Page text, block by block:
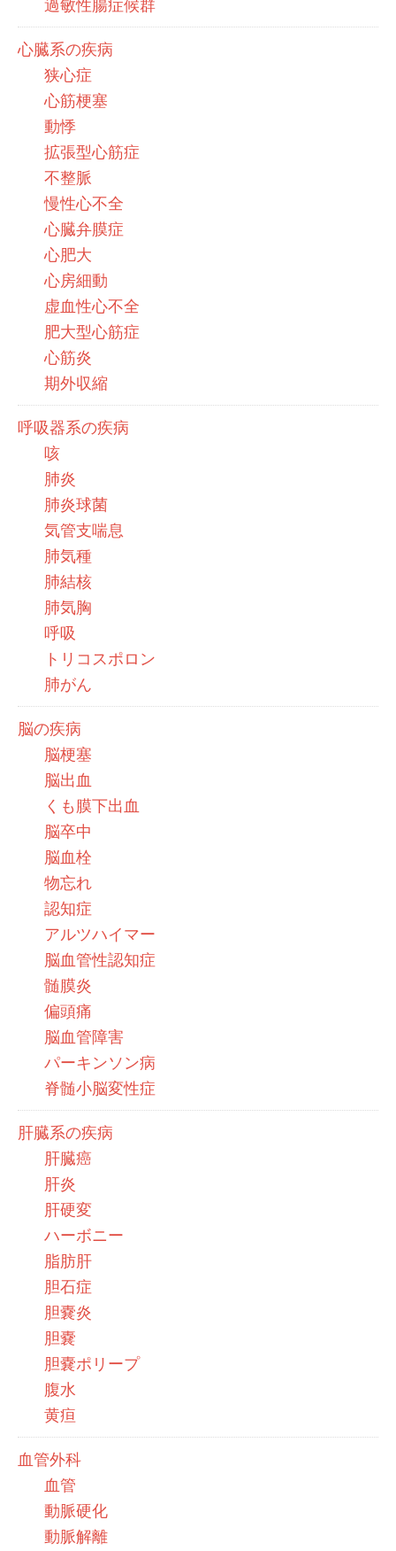
過敏性腸症候群
心臓系の疾病
狭心症
心筋梗塞
動悸
拡張型心筋症
不整脈
慢性心不全
心臓弁膜症
心肥大
心房細動
虚血性心不全
肥大型心筋症
心筋炎
期外収縮
呼吸器系の疾病
咳
肺炎
肺炎球菌
気管支喘息
肺気種
肺結核
肺気胸
呼吸
トリコスポロン
肺がん
脳の疾病
脳梗塞
脳出血
くも膜下出血
脳卒中
脳血栓
物忘れ
認知症
アルツハイマー
脳血管性認知症
髄膜炎
偏頭痛
脳血管障害
パーキンソン病
脊髄小脳変性症
肝臓系の疾病
肝臓癌
肝炎
肝硬変
ハーボニー
脂肪肝
胆石症
胆嚢炎
胆嚢
胆嚢ポリープ
腹水
黄疸
血管外科
血管
動脈硬化
動脈解離